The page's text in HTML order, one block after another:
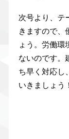
次号より、テ
きますので、
ょう。労働環
ないのです。
ち早く対応し
いきましょう